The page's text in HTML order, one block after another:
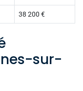
38 200 €
sur-